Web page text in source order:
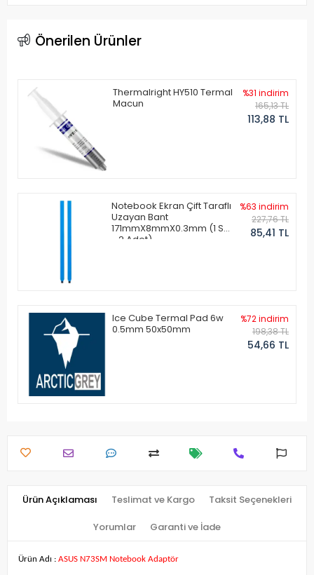
Önerilen Ürünler
Thermalright HY510 Termal
Macun
%31 indirim
165,13 TL
113,88 TL
Notebook Ekran Çift Taraflı
Uzayan Bant
171mmX8mmX0.3mm (1 Set
- 2 Adet)
%63 indirim
227,76 TL
85,41 TL
Ice Cube Termal Pad 6w
0.5mm 50x50mm
%72 indirim
198,38 TL
54,66 TL
Ürün Açıklaması Teslimat ve Kargo Taksit Seçenekleri
Yorumlar Garanti ve İade
Ürün Adı : ASUS N73SM Notebook Adaptör